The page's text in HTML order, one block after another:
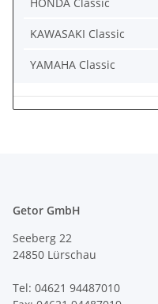
KAWASAKI Classic
YAMAHA Classic
Getor GmbH
Seeberg 22
24850 Lürschau
Tel: 04621 94487010